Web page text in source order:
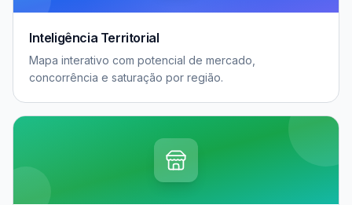
Inteligência Territorial
Mapa interativo com potencial de mercado,
concorrência e saturação por região.